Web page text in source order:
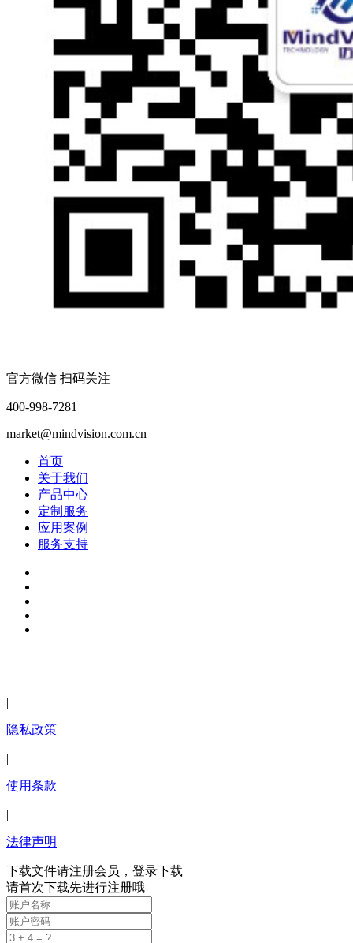
官方微信 扫码关注
400-998-7281
market@mindvision.com.cn
首页
关于我们
产品中心
定制服务
应用案例
服务支持
|
隐私政策
|
使用条款
|
法律声明
下载文件请注册会员，登录下载
请首次下载先进行注册哦